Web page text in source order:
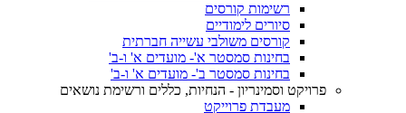
רשימות קורסים
סיורים לימודיים
קורסים משולבי עשייה חברתית
בחינות סמסטר א'- מועדים א' ו-ב'
בחינות סמסטר ב'- מועדים א' ו-ב'
פרויקט וסמינריון - הנחיות, כללים ורשימת נושאים
מעבדת פרוייקט